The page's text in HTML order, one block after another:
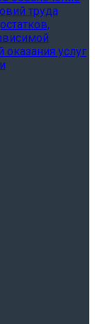
труда
оказания услуг